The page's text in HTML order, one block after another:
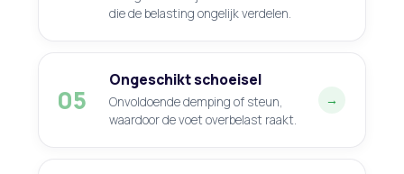
die de belasting ongelijk verdelen.
05
Ongeschikt schoeisel
Onvoldoende demping of steun,
waardoor de voet overbelast raakt.
→